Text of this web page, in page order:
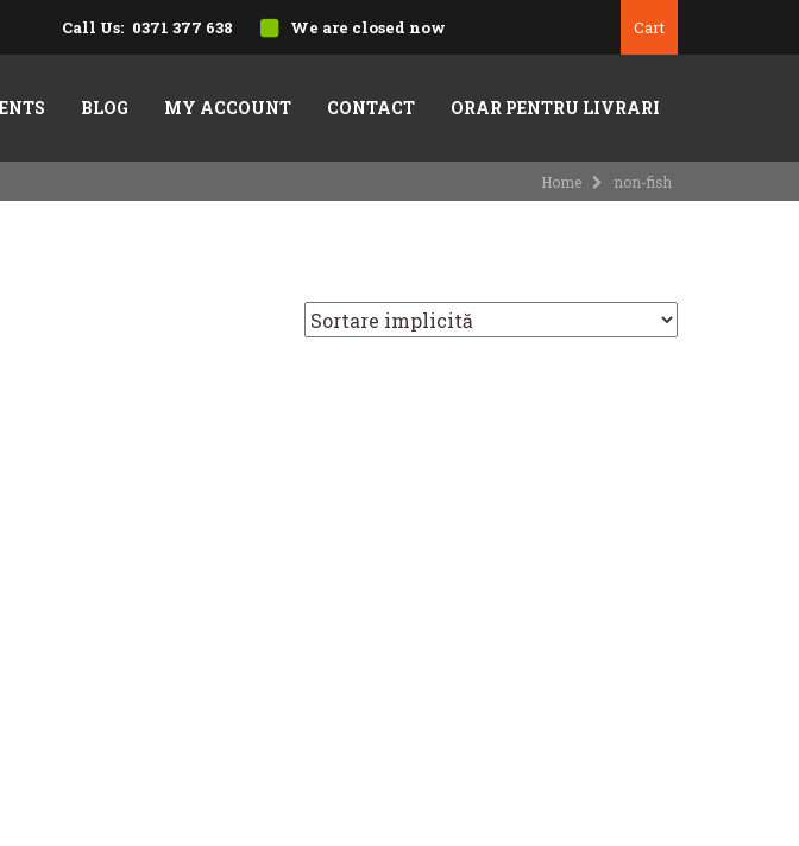
Call Us: 0371 377 638 We are closed now Cart
BLOG MY ACCOUNT CONTACT ORAR PENTRU LIVRARI
Home non-fish